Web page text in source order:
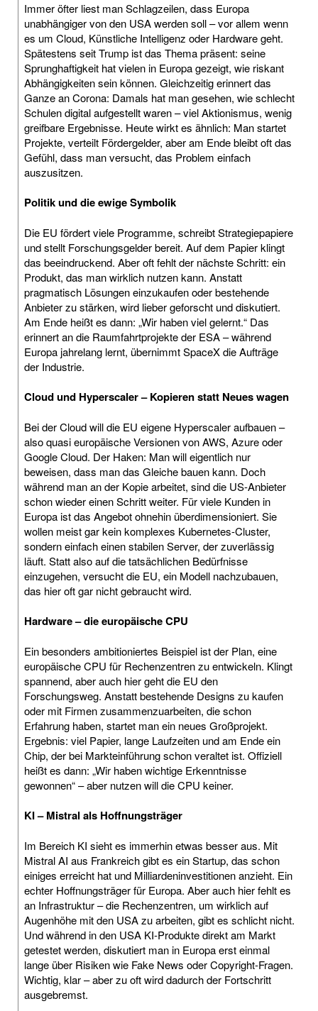
Immer öfter liest man Schlagzeilen, dass Europa
unabhängiger von den USA werden soll – vor allem wenn
es um Cloud, Künstliche Intelligenz oder Hardware geht.
Spätestens seit Trump ist das Thema präsent: seine
Sprunghaftigkeit hat vielen in Europa gezeigt, wie riskant
Abhängigkeiten sein können. Gleichzeitig erinnert das
Ganze an Corona: Damals hat man gesehen, wie schlecht
Schulen digital aufgestellt waren – viel Aktionismus, wenig
greifbare Ergebnisse. Heute wirkt es ähnlich: Man startet
Projekte, verteilt Fördergelder, aber am Ende bleibt oft das
Gefühl, dass man versucht, das Problem einfach
auszusitzen.
Politik und die ewige Symbolik
Die EU fördert viele Programme, schreibt Strategiepapiere
und stellt Forschungsgelder bereit. Auf dem Papier klingt
das beeindruckend. Aber oft fehlt der nächste Schritt: ein
Produkt, das man wirklich nutzen kann. Anstatt
pragmatisch Lösungen einzukaufen oder bestehende
Anbieter zu stärken, wird lieber geforscht und diskutiert.
Am Ende heißt es dann: „Wir haben viel gelernt.“ Das
erinnert an die Raumfahrtprojekte der ESA – während
Europa jahrelang lernt, übernimmt SpaceX die Aufträge
der Industrie.
Cloud und Hyperscaler – Kopieren statt Neues wagen
Bei der Cloud will die EU eigene Hyperscaler aufbauen –
also quasi europäische Versionen von AWS, Azure oder
Google Cloud. Der Haken: Man will eigentlich nur
beweisen, dass man das Gleiche bauen kann. Doch
während man an der Kopie arbeitet, sind die US-Anbieter
schon wieder einen Schritt weiter. Für viele Kunden in
Europa ist das Angebot ohnehin überdimensioniert. Sie
wollen meist gar kein komplexes Kubernetes-Cluster,
sondern einfach einen stabilen Server, der zuverlässig
läuft. Statt also auf die tatsächlichen Bedürfnisse
einzugehen, versucht die EU, ein Modell nachzubauen,
das hier oft gar nicht gebraucht wird.
Hardware – die europäische CPU
Ein besonders ambitioniertes Beispiel ist der Plan, eine
europäische CPU für Rechenzentren zu entwickeln. Klingt
spannend, aber auch hier geht die EU den
Forschungsweg. Anstatt bestehende Designs zu kaufen
oder mit Firmen zusammenzuarbeiten, die schon
Erfahrung haben, startet man ein neues Großprojekt.
Ergebnis: viel Papier, lange Laufzeiten und am Ende ein
Chip, der bei Markteinführung schon veraltet ist. Offiziell
heißt es dann: „Wir haben wichtige Erkenntnisse
gewonnen“ – aber nutzen will die CPU keiner.
KI – Mistral als Hoffnungsträger
Im Bereich KI sieht es immerhin etwas besser aus. Mit
Mistral AI aus Frankreich gibt es ein Startup, das schon
einiges erreicht hat und Milliardeninvestitionen anzieht. Ein
echter Hoffnungsträger für Europa. Aber auch hier fehlt es
an Infrastruktur – die Rechenzentren, um wirklich auf
Augenhöhe mit den USA zu arbeiten, gibt es schlicht nicht.
Und während in den USA KI-Produkte direkt am Markt
getestet werden, diskutiert man in Europa erst einmal
lange über Risiken wie Fake News oder Copyright-Fragen.
Wichtig, klar – aber zu oft wird dadurch der Fortschritt
ausgebremst.